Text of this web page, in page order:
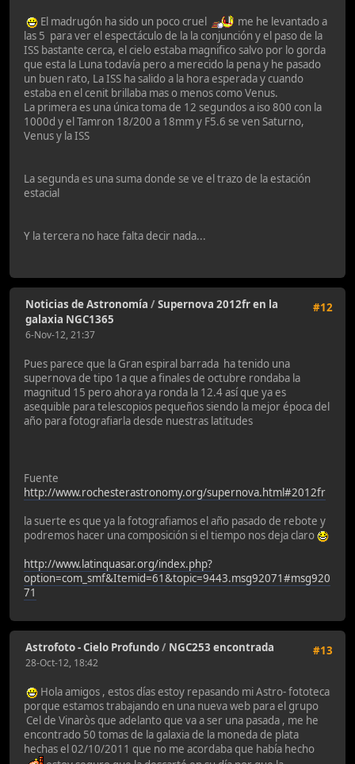
El madrugón ha sido un poco cruel
me he levantado a
las 5 para ver el espectáculo de la la conjunción y el paso de la
ISS bastante cerca, el cielo estaba magnifico salvo por lo gorda
que esta la Luna todavía pero a merecido la pena y he pasado
un buen rato, La ISS ha salido a la hora esperada y cuando
estaba en el cenit brillaba mas o menos como Venus.
La primera es una única toma de 12 segundos a iso 800 con la
1000d y el Tamron 18/200 a 18mm y F5.6 se ven Saturno,
Venus y la ISS
La segunda es una suma donde se ve el trazo de la estación
estacial
Y la tercera no hace falta decir nada...
#12
Noticias de Astronomía /Supernova 2012fr en la
galaxia NGC1365
6-Nov-12, 21:37
Pues parece que la Gran espiral barrada ha tenido una
supernova de tipo 1a que a finales de octubre rondaba la
magnitud 15 pero ahora ya ronda la 12.4 así que ya es
asequible para telescopios pequeños siendo la mejor época del
año para fotografiarla desde nuestras latitudes
Fuente
http://www.rochesterastronomy.org/supernova.html#2012fr
la suerte es que ya la fotografiamos el año pasado de rebote y
podremos hacer una composición si el tiempo nos deja claro
http://www.latinquasar.org/index.php?
option=com_smf&Itemid=61&topic=9443.msg92071#msg920
71
#13
Astrofoto - Cielo Profundo/ NGC253 encontrada
28-Oct-12, 18:42
Hola amigos , estos días estoy repasando mi Astro- fototeca
porque estamos trabajando en una nueva web para el grupo
Cel de Vinaròs que adelanto que va a ser una pasada , me he
encontrado 50 tomas de la galaxia de la moneda de plata
hechas el 02/10/2011 que no me acordaba que había hecho